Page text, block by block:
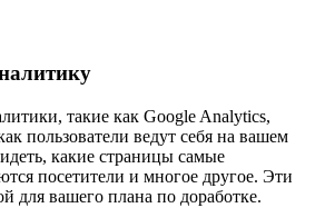
такие как Google Analytics,
пользователи ведут себя на вашем
какие страницы самые
посетители и многое другое. Эти
для вашего плана по доработке.